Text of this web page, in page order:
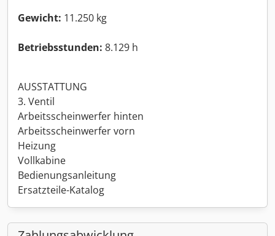
Gewicht: 11.250 kg
Betriebsstunden: 8.129 h
AUSSTATTUNG
3. Ventil
Arbeitsscheinwerfer hinten
Arbeitsscheinwerfer vorn
Heizung
Vollkabine
Bedienungsanleitung
Ersatzteile-Katalog